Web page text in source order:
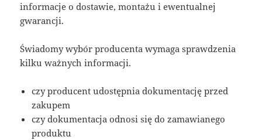
informacje o dostawie, montażu i ewentualnej
gwarancji.
Świadomy wybór producenta wymaga sprawdzenia
kilku ważnych informacji.
czy producent udostępnia dokumentację przed
zakupem
czy dokumentacja odnosi się do zamawianego
produktu